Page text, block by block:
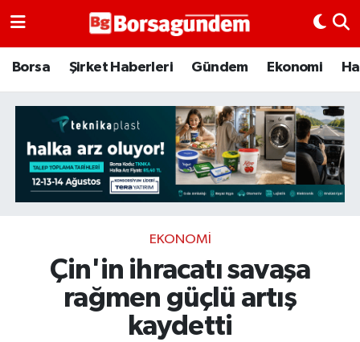
Borsa Şirket Haberleri Gündem Ekonomi
EKONOMI
Çin'in ihracatı savaşa
rağmen güçlü artış
kaydetti
Borsa
Emtia
Galeri
Bitcoin
Şirket Haberleri